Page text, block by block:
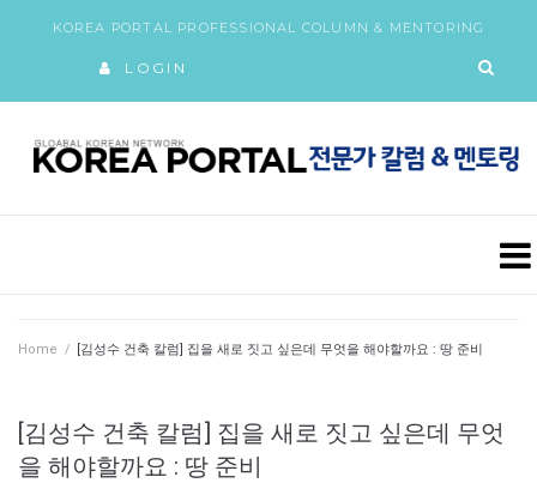
KOREA PORTAL PROFESSIONAL COLUMN & MENTORING
LOGIN
Home / [김성수 건축 칼럼] 집을 새로 짓고 싶은데 무엇을 해야할까요 : 땅 준비
[김성수 건축 칼럼] 집을 새로 짓고 싶은데 무엇
을 해야할까요 : 땅 준비